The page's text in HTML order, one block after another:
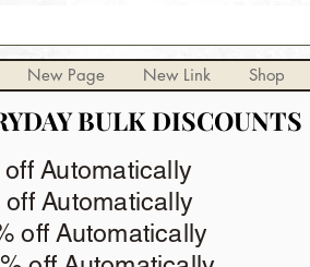
New Page New Link Shop
EVERYDAY BULK DISCOUNTS
EVERYDAY BULK DISCOUNTS
Automatically
Automatically
off Automatically